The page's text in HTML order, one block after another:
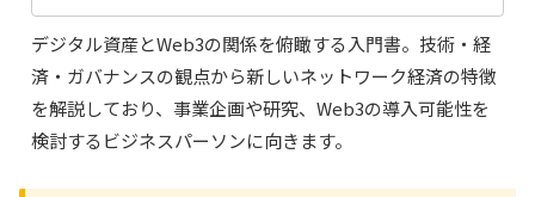
デジタル資産とWeb3の関係を俯瞰する入門書。技術・経
済・ガバナンスの観点から新しいネットワーク経済の特徴
を解説しており、事業企画や研究、Web3の導入可能性を
検討するビジネスパーソンに向きます。